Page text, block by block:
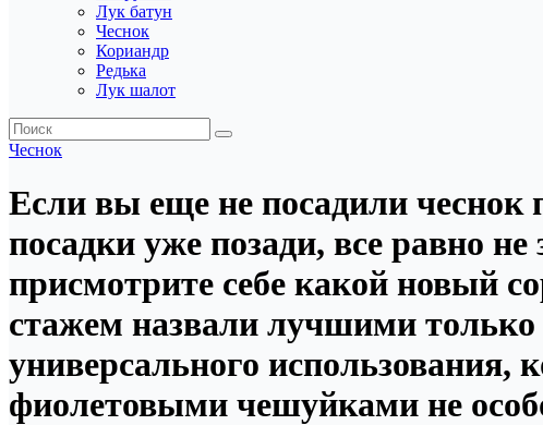
Лук батун
Чеснок
Кориандр
Редька
Лук шалот
Чеснок
Если вы еще не посадили чеснок
посадки уже позади, все равно
присмотрите себе какой новый
стажем назвали лучшими
универсального использования,
фиолетовыми чешуйками не